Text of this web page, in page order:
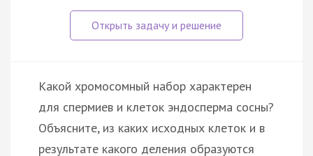
Какой хромосомный набор характерен
для спермиев и клеток эндосперма сосны?
Объясните, из каких исходных клеток и в
результате какого деления образуются